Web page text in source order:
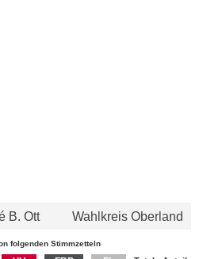
B. Ott Wahlkreis Oberland
folgenden Stimmzetteln